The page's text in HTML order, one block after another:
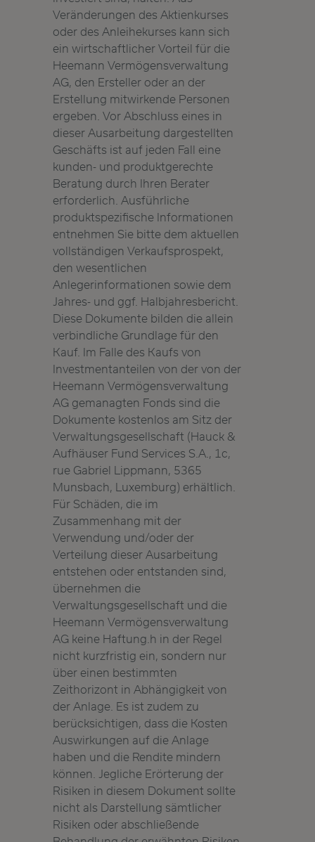
Veränderungen des Aktienkurses
oder des Anleihekurses kann sich
ein wirtschaftlicher Vorteil für die
Heemann Vermögensverwaltung
AG, den Ersteller oder an der
Erstellung mitwirkende Personen
ergeben. Vor Abschluss eines in
dieser Ausarbeitung dargestellten
Geschäfts ist auf jeden Fall eine
kunden- und produktgerechte
Beratung durch Ihren Berater
erforderlich. Ausführliche
produktspezifische Informationen
entnehmen Sie bitte dem aktuellen
vollständigen Verkaufsprospekt,
den wesentlichen
Anlegerinformationen sowie dem
Jahres- und ggf. Halbjahresbericht.
Diese Dokumente bilden die allein
verbindliche Grundlage für den
Kauf. Im Falle des Kaufs von
Investmentanteilen von der von der
Heemann Vermögensverwaltung
AG gemanagten Fonds sind die
Dokumente kostenlos am Sitz der
Verwaltungsgesellschaft (Hauck &
Aufhäuser Fund Services S.A., 1c,
rue Gabriel Lippmann, 5365
Munsbach, Luxemburg) erhältlich.
Für Schäden, die im
Zusammenhang mit der
Verwendung und/oder der
Verteilung dieser Ausarbeitung
entstehen oder entstanden sind,
übernehmen die
Verwaltungsgesellschaft und die
Heemann Vermögensverwaltung
AG keine Haftung.h in der Regel
nicht kurzfristig ein, sondern nur
über einen bestimmten
Zeithorizont in Abhängigkeit von
der Anlage. Es ist zudem zu
berücksichtigen, dass die Kosten
Auswirkungen auf die Anlage
haben und die Rendite mindern
können. Jegliche Erörterung der
Risiken in diesem Dokument sollte
nicht als Darstellung sämtlicher
Risiken oder abschließende